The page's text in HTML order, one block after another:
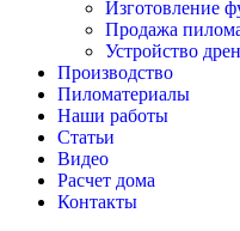
Изготовление
Продажа
Устройство
Производство
Пиломатериалы
Наши работы
Статьи
Видео
Расчет дома
Контакты